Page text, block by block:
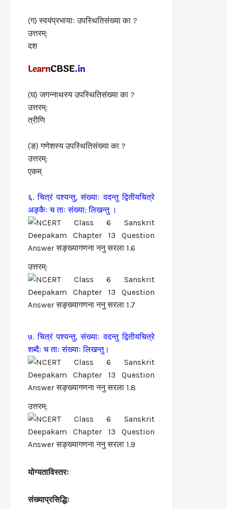
(ग) स्वयंप्रभायाः उपस्थितिसंख्या का ?
उत्तरम्:
दश
(घ) जगन्नाथस्य उपस्थितिसंख्या का ?
उत्तरम्:
त्रीणि
(ङ) गणेशस्य उपस्थितिसंख्या का ?
उत्तरम्:
एकम्
६. चित्रं पश्यन्तु, संख्याः वदन्तु द्वितीयचित्रे
अङ्कैः च ताः संख्या: लिखन्तु ।
उत्तरम्:
७. चित्रं पश्यन्तु, संख्याः वदन्तु द्वितीयचित्रे
शब्दैः च ताः संख्याः लिखन्तु।
उत्तरम्:
योग्यताविस्तरः
संख्याप्रसिद्धिः